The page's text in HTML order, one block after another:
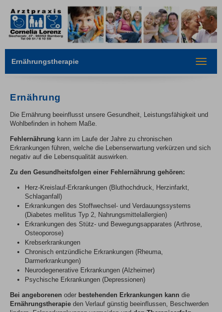
Ernährungstherapie
Toggle
Ernährung
Die Ernährung beeinflusst unsere Gesundheit, Leistungsfähigkeit und
Wohlbefinden in hohem Maße.
Fehlernährung kann im Laufe der Jahre zu chronischen
Erkrankungen führen, welche die Lebenserwartung verkürzen und sich
negativ auf die Lebensqualität auswirken.
Zu den Gesundheitsfolgen einer Fehlernährung gehören:
Herz-Kreislauf-Erkrankungen (Bluthochdruck, Herzinfarkt,
Schlaganfall)
Erkrankungen des Stoffwechsel- und Verdauungssystems
(Diabetes mellitus Typ 2, Nahrungsmittelallergien)
Erkrankungen des Stütz- und Bewegungsapparates (Arthrose,
Osteoporose)
Krebserkrankungen
Chronisch entzündliche Erkrankungen (Rheuma,
Darmerkrankungen)
Neurodegenerative Erkrankungen (Alzheimer)
Psychische Erkrankungen (Depressionen)
Bei angeborenen oder bestehenden Erkrankungen kann die
Ernährungstherapie den Verlauf günstig beeinflussen, Beschwerden